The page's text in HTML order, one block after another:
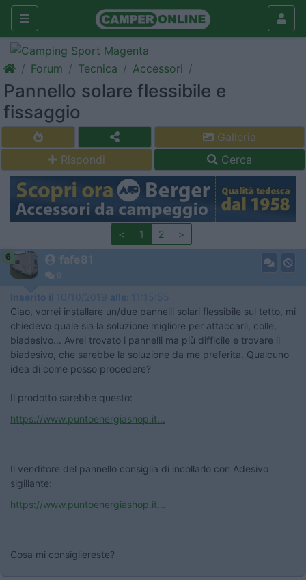
Forum Tecnica Accessori
Pannello solare flessibile e
fissaggio
Galleria
Rispondi
Cerca
< 1 2 >
6 fafe81
8
Inserito il 10/10/2019 alle: 11:15:55
Ciao, vorrei installare un/due pannelli solari flessibile sul tetto, mi
chiedevo quale sia la soluzione migliore per attaccarli, colle,
biadesivo... Avrei trovato i pannelli ma più difficile e trovare il
biadesivo, che sarebbe la soluzione da me preferita. Qualcuno
idea di come posso procedere?
Il prodotto sarebbe questo:
https://www.puntoenergiashop.it...
Il venditore del pannello consiglia di incollarlo con Adesivo
sigillante:
https://www.puntoenergiashop.it...
Cosa mi consigliereste?